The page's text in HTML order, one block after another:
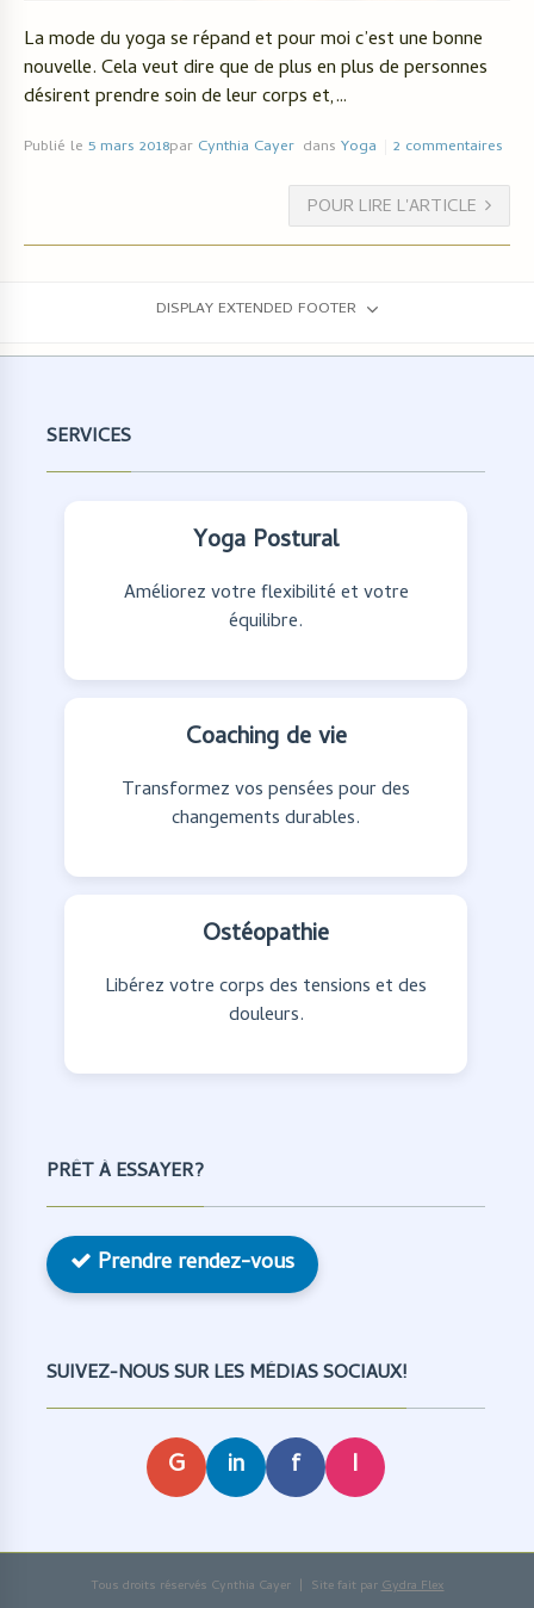
La mode du yoga se répand et pour moi c’est une bonne
nouvelle. Cela veut dire que de plus en plus de personnes
désirent prendre soin de leur corps et,…
Publié le 5 mars 2018par Cynthia Cayer dansYoga 2 commentaires
POUR LIRE L'ARTICLE
DISPLAY EXTENDED FOOTER
SERVICES
Yoga Postural
Améliorez votre flexibilité et votre
équilibre.
Coaching de vie
Transformez vos pensées pour des
changements durables.
Ostéopathie
Libérez votre corps des tensions et des
douleurs.
PRÊT À ESSAYER?
Prendre rendez-vous
SUIVEZ-NOUS SUR LES MÉDIAS SOCIAUX!
G in f I
Tous droits réservés Cynthia Cayer | Site fait parGydra Flex